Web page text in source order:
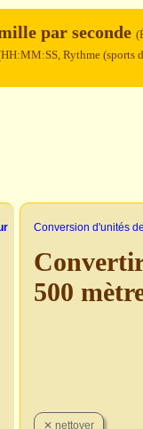
par seconde
Rythme (sports
Conversion d'unités
500